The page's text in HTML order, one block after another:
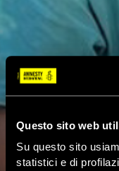
Questo sito web
Su questo sito
statistici e di